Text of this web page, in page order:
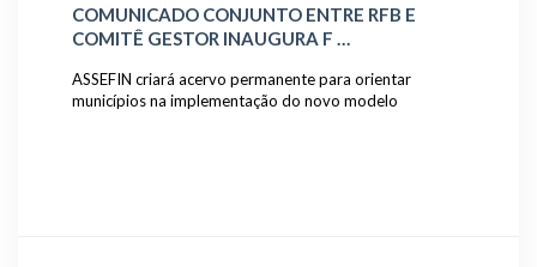
COMUNICADO CONJUNTO ENTRE RFB E
COMITÊ GESTOR INAUGURA F …
ASSEFIN criará acervo permanente para orientar
municípios na implementação do novo modelo